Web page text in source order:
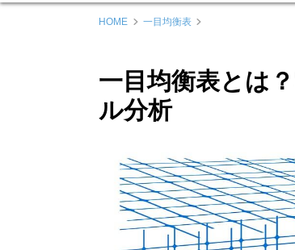
HOME 一目均衡表
一目均衡表とは
ル分析